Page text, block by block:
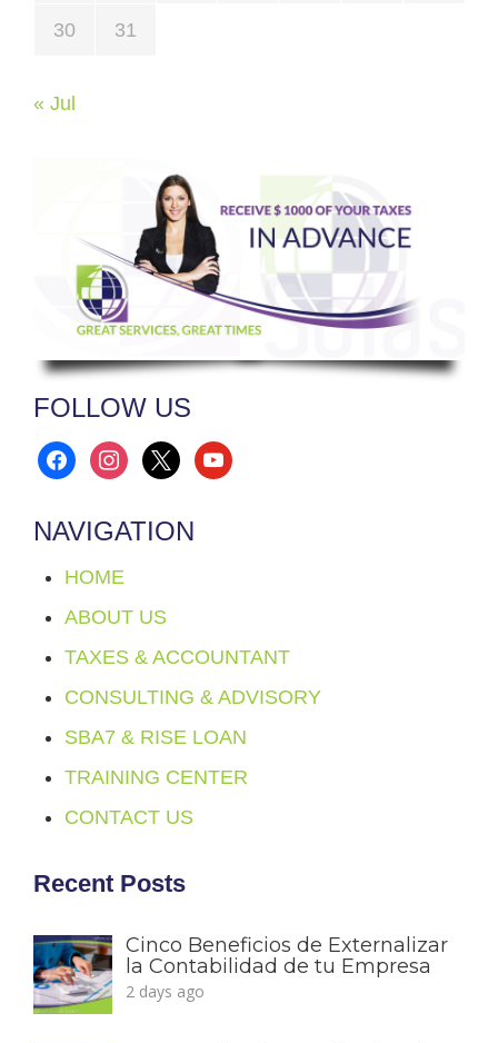
30 31
« Jul
FOLLOW US
facebookinstagram
x youtube
NAVIGATION
HOME
ABOUT US
TAXES & ACCOUNTANT
CONSULTING & ADVISORY
SBA7 & RISE LOAN
TRAINING CENTER
CONTACT US
Recent Posts
Cinco Beneficios de Externalizar
la Contabilidad de tu Empresa
2 days ago